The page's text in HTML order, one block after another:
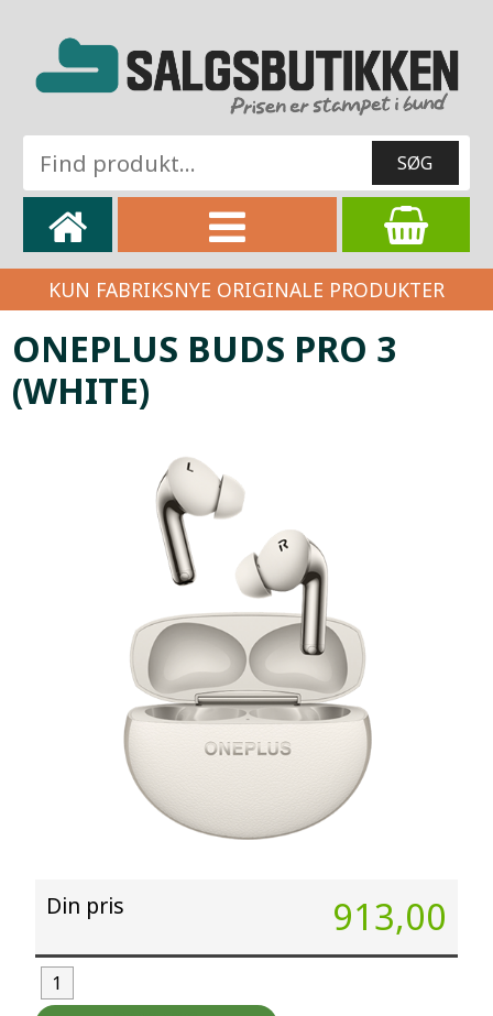
KUN FABRIKSNYE ORIGINALE PRODUKTER
ONEPLUS BUDS PRO 3
(WHITE)
Din pris 913,00